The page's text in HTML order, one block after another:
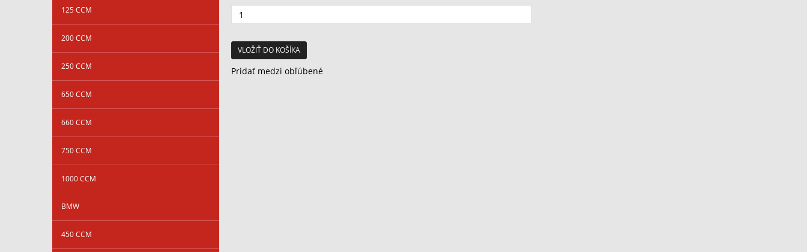
125 CCM
200 CCM
250 CCM
650 CCM
660 CCM
750 CCM
1000 CCM
BMW
450 CCM
VLOŽIŤ DO KOŠÍKA
Pridať medzi obľúbené